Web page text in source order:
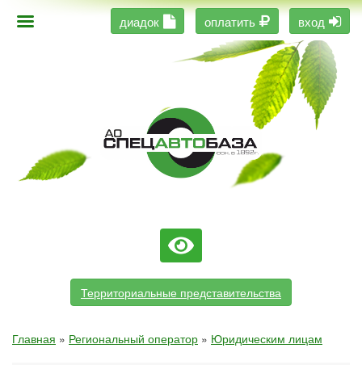
вход
оплатить
диадок
Территориальные представительства
Главная » Региональный оператор » Юридическим лицам